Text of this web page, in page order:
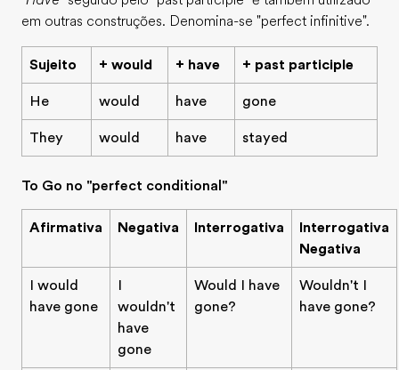
em outras construções. Denomina-se "perfect infinitive".
Sujeito + would + have + past participle
He would have gone
They would have stayed
To Go no "perfect conditional"
Afirmativa Negativa Interrogativa
Interrogativa
Negativa
I would
have gone
I
wouldn't
have
gone
Would I have
gone?
Wouldn't I
have gone?